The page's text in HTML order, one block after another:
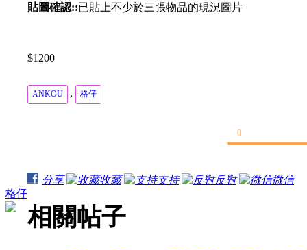
格仔
貼圖確認::已貼上不少於三張物品的現況圖片
$1200
ANKOU , 格仔
0
分享 收藏 支持 反對 微信
相關帖子